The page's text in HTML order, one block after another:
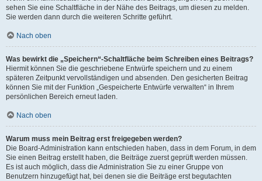
sehen Sie eine Schaltfläche in der Nähe des Beitrags, um diesen zu melden.
Sie werden dann durch die weiteren Schritte geführt.
Nach oben
Was bewirkt die „Speichern“-Schaltfläche beim Schreiben eines Beitrags?
Hiermit können Sie die geschriebene Entwürfe speichern und zu einem
späteren Zeitpunkt vervollständigen und absenden. Den gesicherten Beitrag
können Sie mit der Funktion „Gespeicherte Entwürfe verwalten“ in Ihrem
persönlichen Bereich erneut laden.
Nach oben
Warum muss mein Beitrag erst freigegeben werden?
Die Board-Administration kann entschieden haben, dass in dem Forum, in dem
Sie einen Beitrag erstellt haben, die Beiträge zuerst geprüft werden müssen.
Es ist auch möglich, dass die Administration Sie zu einer Gruppe von
Benutzern hinzugefügt hat, bei denen sie die Beiträge erst begutachten